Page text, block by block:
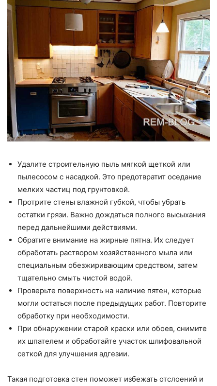
Удалите строительную пыль мягкой щеткой или
пылесосом с насадкой. Это предотвратит оседание
мелких частиц под грунтовкой.
Протрите стены влажной губкой, чтобы убрать
остатки грязи. Важно дождаться полного высыхания
перед дальнейшими действиями.
Обратите внимание на жирные пятна. Их следует
обработать раствором хозяйственного мыла или
специальным обезжиривающим средством, затем
тщательно смыть чистой водой.
Проверьте поверхность на наличие пятен, которые
могли остаться после предыдущих работ. Повторите
обработку при необходимости.
При обнаружении старой краски или обоев, снимите
их шпателем и обработайте участок шлифовальной
сеткой для улучшения адгезии.
Такая подготовка стен поможет избежать отслоений и